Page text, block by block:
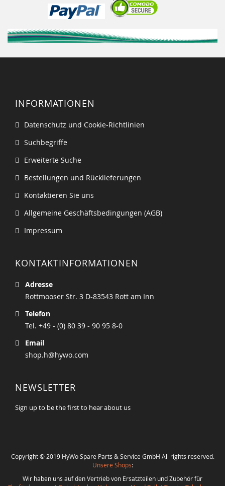
INFORMATIONEN
Datenschutz und Cookie-Richtlinien
Suchbegriffe
Erweiterte Suche
Bestellungen und Rücklieferungen
Kontaktieren Sie uns
Allgemeine Geschäftsbedingungen (AGB)
Impressum
KONTAKTINFORMATIONEN
Adresse
Rottmooser Str. 3 D-83543 Rott am Inn
Telefon
Tel. +49 - (0) 80 39 - 90 95 8-0
Email
shop.h@hywo.com
NEWSLETTER
Sign up to be the first to hear about us
Copyright © 2019 HyWo Spare Parts & Service GmbH All rights reserved.
Unsere Shops:
Wir haben uns auf den Vertrieb von Ersatzteilen und Zubehör für